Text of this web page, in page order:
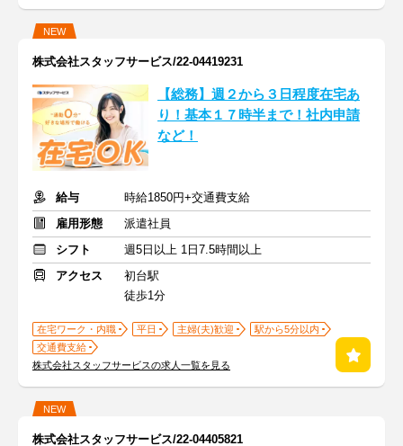
NEW
株式会社スタッフサービス/22-04419231
【総務】週２から３日程度在宅あ
り！基本１７時半まで！社内申請
など！
給与
時給1850円+交通費支給
雇用形態
派遣社員
シフト
週5日以上 1日7.5時間以上
アクセス
初台駅
徒歩1分
在宅ワーク・内職 平日 主婦(夫)歓迎
駅から5分以内
交通費支給
株式会社スタッフサービスの求人一覧を見る
NEW
株式会社スタッフサービス/22-04405821